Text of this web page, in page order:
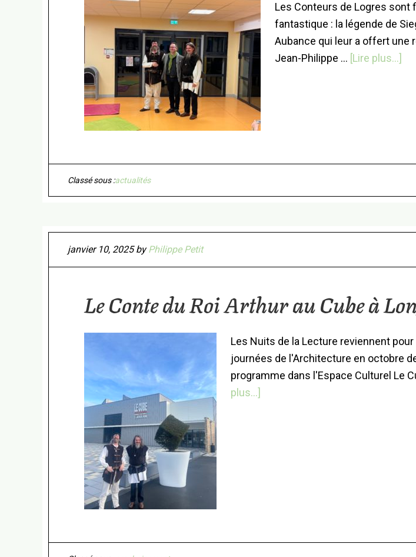
Les Conteurs de Logres sont
fantastique : la légende de
Aubance qui leur a offert une
Jean-Philippe … [Lire plus...]
Classé sous :actualités
janvier 10, 2025byPhilippe Petit
Le Conte du Roi Arthur au Cube à
Les Nuits de la Lecture reviennent
journées de l'Architecture en octobre
programme dans l'Espace Culturel Le
plus...]
Longué-